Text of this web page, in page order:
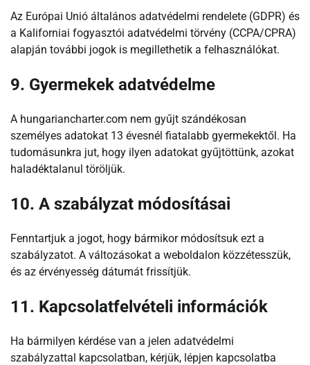
Az Európai Unió általános adatvédelmi rendelete (GDPR) és
a Kaliforniai fogyasztói adatvédelmi törvény (CCPA/CPRA)
alapján további jogok is megillethetik a felhasználókat.
9. Gyermekek adatvédelme
A hungariancharter.com nem gyűjt szándékosan
személyes adatokat 13 évesnél fiatalabb gyermekektől. Ha
tudomásunkra jut, hogy ilyen adatokat gyűjtöttünk, azokat
haladéktalanul töröljük.
10. A szabályzat módosításai
Fenntartjuk a jogot, hogy bármikor módosítsuk ezt a
szabályzatot. A változásokat a weboldalon közzétesszük,
és az érvényesség dátumát frissítjük.
11. Kapcsolatfelvételi információk
Ha bármilyen kérdése van a jelen adatvédelmi
szabályzattal kapcsolatban, kérjük, lépjen kapcsolatba